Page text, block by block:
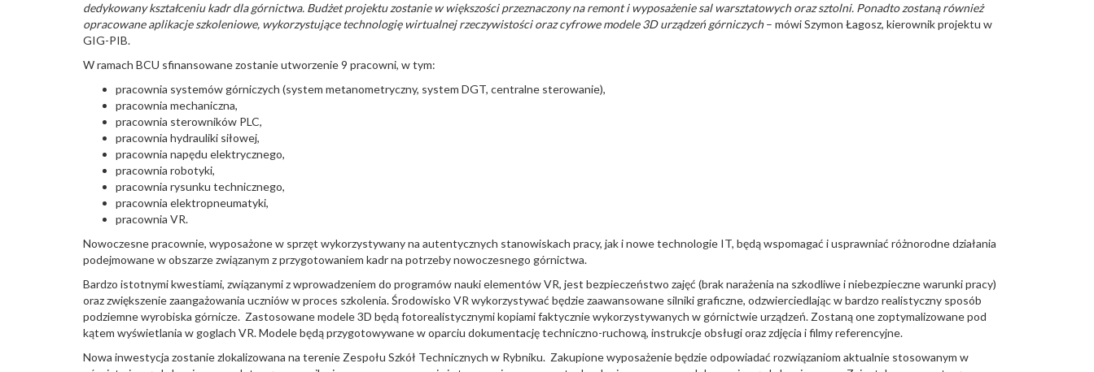
dedykowany kształceniu kadr dla górnictwa. Budżet projektu zostanie w większości przeznaczony na remont i wyposażenie sal warsztatowych oraz sztolni. Ponadto zostaną również
opracowane aplikacje szkoleniowe, wykorzystujące technologię wirtualnej rzeczywistości oraz cyfrowe modele 3D urządzeń górniczych– mówi Szymon Łagosz, kierownik projektu w
GIG-PIB.
W ramach BCU sfinansowane zostanie utworzenie 9 pracowni, w tym:
pracownia systemów górniczych (system metanometryczny, system DGT, centralne sterowanie),
pracownia mechaniczna,
pracownia sterowników PLC,
pracownia hydrauliki siłowej,
pracownia napędu elektrycznego,
pracownia robotyki,
pracownia rysunku technicznego,
pracownia elektropneumatyki,
pracownia VR.
Nowoczesne pracownie, wyposażone w sprzęt wykorzystywany na autentycznych stanowiskach pracy, jak i nowe technologie IT, będą wspomagać i usprawniać różnorodne działania
podejmowane w obszarze związanym z przygotowaniem kadr na potrzeby nowoczesnego górnictwa.
Bardzo istotnymi kwestiami, związanymi z wprowadzeniem do programów nauki elementów VR, jest bezpieczeństwo zajęć (brak narażenia na szkodliwe i niebezpieczne warunki pracy)
oraz zwiększenie zaangażowania uczniów w proces szkolenia. Środowisko VR wykorzystywać będzie zaawansowane silniki graficzne, odzwierciedlając w bardzo realistyczny sposób
podziemne wyrobiska górnicze. Zastosowane modele 3D będą fotorealistycznymi kopiami faktycznie wykorzystywanych w górnictwie urządzeń. Zostaną one zoptymalizowane pod
kątem wyświetlania w goglach VR. Modele będą przygotowywane w oparciu dokumentację techniczno-ruchową, instrukcje obsługi oraz zdjęcia i filmy referencyjne.
Nowa inwestycja zostanie zlokalizowana na terenie Zespołu Szkół Technicznych w Rybniku. Zakupione wyposażenie będzie odpowiadać rozwiązaniom aktualnie stosowanym w